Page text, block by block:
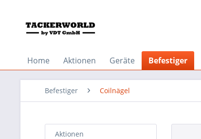
Home Aktionen Geräte Befestiger
Befestiger Coilnägel
Aktionen